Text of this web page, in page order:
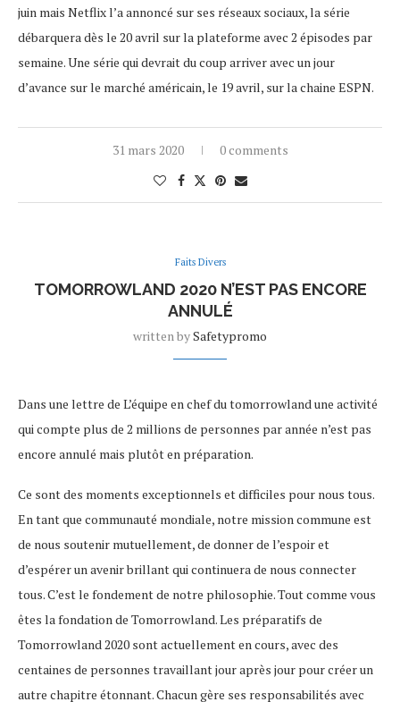
juin mais Netflix l’a annoncé sur ses réseaux sociaux, la série
débarquera dès le 20 avril sur la plateforme avec 2 épisodes par
semaine. Une série qui devrait du coup arriver avec un jour
d’avance sur le marché américain, le 19 avril, sur la chaine ESPN.
31 mars 2020 0 comments
Faits Divers
TOMORROWLAND 2020 N’EST PAS ENCORE
ANNULÉ
written bySafetypromo
Dans une lettre de L’équipe en chef du tomorrowland une activité
qui compte plus de 2 millions de personnes par année n’est pas
encore annulé mais plutôt en préparation.
Ce sont des moments exceptionnels et difficiles pour nous tous.
En tant que communauté mondiale, notre mission commune est
de nous soutenir mutuellement, de donner de l’espoir et
d’espérer un avenir brillant qui continuera de nous connecter
tous. C’est le fondement de notre philosophie. Tout comme vous
êtes la fondation de Tomorrowland. Les préparatifs de
Tomorrowland 2020 sont actuellement en cours, avec des
centaines de personnes travaillant jour après jour pour créer un
autre chapitre étonnant. Chacun gère ses responsabilités avec